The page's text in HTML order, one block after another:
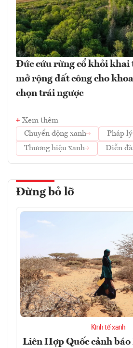
Đức cứu rừng cổ khỏi khai
mở rộng đất công cho
chọn trái ngược
Xem thêm
Chuyển động xanh
Pháp lý
Thương hiệu xanh
Diễn
Đừng bỏ lỡ
Kinh tế xanh
Liên Hợp Quốc cảnh